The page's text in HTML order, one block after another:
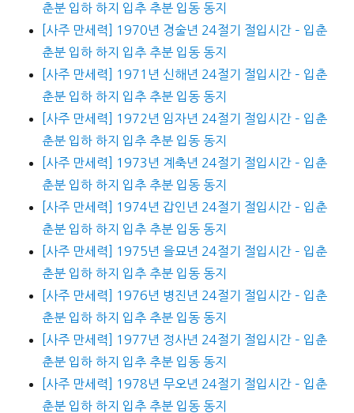
춘분 입하 하지 입추 추분 입동 동지
[사주 만세력] 1970년 경술년 24절기 절입시간 – 입춘
춘분 입하 하지 입추 추분 입동 동지
[사주 만세력] 1971년 신해년 24절기 절입시간 – 입춘
춘분 입하 하지 입추 추분 입동 동지
[사주 만세력] 1972년 임자년 24절기 절입시간 – 입춘
춘분 입하 하지 입추 추분 입동 동지
[사주 만세력] 1973년 계축년 24절기 절입시간 – 입춘
춘분 입하 하지 입추 추분 입동 동지
[사주 만세력] 1974년 갑인년 24절기 절입시간 – 입춘
춘분 입하 하지 입추 추분 입동 동지
[사주 만세력] 1975년 을묘년 24절기 절입시간 – 입춘
춘분 입하 하지 입추 추분 입동 동지
[사주 만세력] 1976년 병진년 24절기 절입시간 – 입춘
춘분 입하 하지 입추 추분 입동 동지
[사주 만세력] 1977년 정사년 24절기 절입시간 – 입춘
춘분 입하 하지 입추 추분 입동 동지
[사주 만세력] 1978년 무오년 24절기 절입시간 – 입춘
춘분 입하 하지 입추 추분 입동 동지